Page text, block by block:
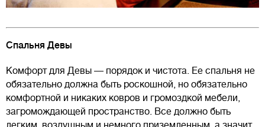
Спальня Девы
Комфорт для Девы — порядок и чистота. Ее спальня не
обязательно должна быть роскошной, но обязательно
комфортной и никаких ковров и громоздкой мебели,
загромождающей пространство. Все должно быть